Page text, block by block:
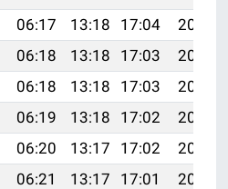
06:17 13:18 17:04
20:10
06:18 13:18 17:03
20:08
06:18 13:18 17:03
20:07
06:19 13:18 17:02
20:06
06:20 13:17 17:02
20:05
06:21 13:17 17:01
20:03